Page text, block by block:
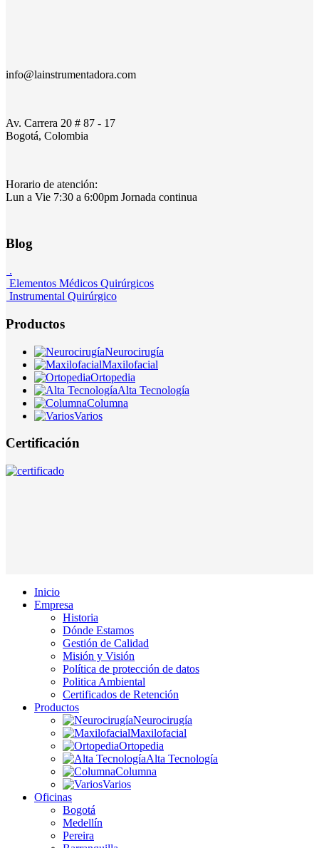
info@lainstrumentadora.com
Av. Carrera 20 # 87 - 17
Bogotá, Colombia
Horario de atención:
Lun a Vie 7:30 a 6:00pm Jornada continua
Blog
.
Elementos Médicos Quirúrgicos
Instrumental Quirúrgico
Productos
Neurocirugía
Maxilofacial
Ortopedia
Alta Tecnología
Columna
Varios
Certificación
Inicio
Empresa
Historia
Dónde Estamos
Gestión de Calidad
Misión y Visión
Política de protección de datos
Politica Ambiental
Certificados de Retención
Productos
Neurocirugía
Maxilofacial
Ortopedia
Alta Tecnología
Columna
Varios
Oficinas
Bogotá
Medellín
Pereira